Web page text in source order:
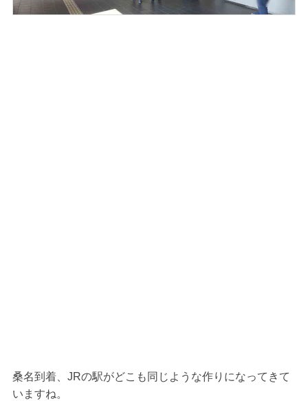
桑名到着、JRの駅がどこも同じような作りになってきて
いますね。